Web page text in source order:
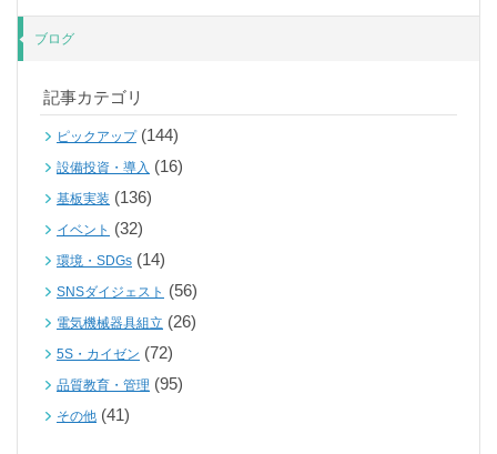
ブログ
記事カテゴリ
ピックアップ(144)
設備投資・導入 (16)
基板実装 (136)
イベント (32)
環境・SDGs (14)
SNSダイジェスト (56)
電気機械器具組立 (26)
5S・カイゼン (72)
品質教育・管理 (95)
その他 (41)